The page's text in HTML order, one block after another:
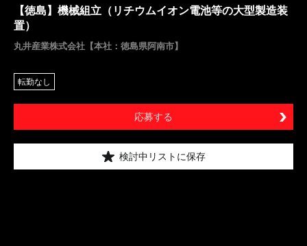
【徳島】機械組立（リチウムイオン電池等の大型製造装
置）
丸井産業株式会社【本社：徳島県阿南市】
転勤なし
応募する
検討中リストに保存